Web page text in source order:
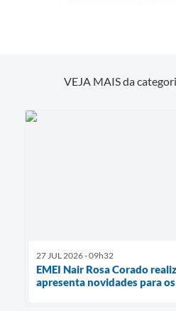
VEJA MAIS da
27 JUL 2026 - 09h32
EMEI Nair Rosa Corado
apresenta novidades para